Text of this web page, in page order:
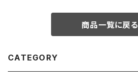
商品一覧に戻る
CATEGORY